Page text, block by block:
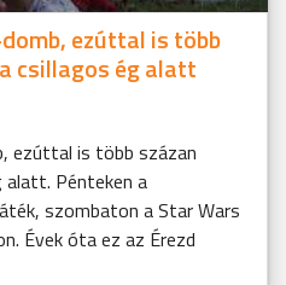
ezúttal is több
csillagos ég alatt
ezúttal is több százan
Pénteken a
szombaton a Star Wars
Évek óta ez az Érezd